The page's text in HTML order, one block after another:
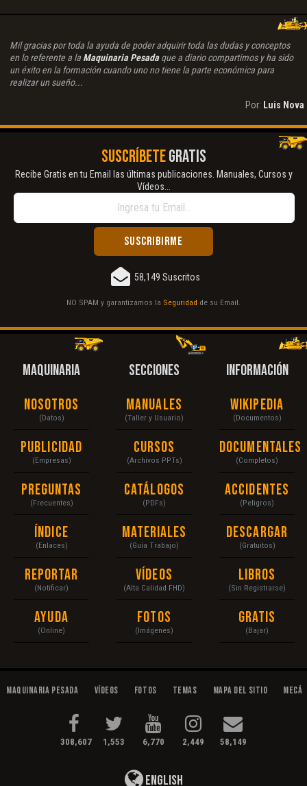
Mil gracias por toda la ayuda de poder adquirir toda las dudas y conceptos
en lo referente a la Maquinaria Pesadaque a diario compartimos y ha sido
un éxito en la formación cuando uno no tiene la parte económica para
realizar un sueño...
Por: Luis Nova
SUSCRÍBETEGRATIS
Recibe Gratis en tu Email las últimas publicaciones. Manuales, Cursos y
Vídeos...
58,149 Suscritos
NO SPAM y garantizamos la Seguridad de su Email.
MAQUINARIA
Nosotros
(Datos)
Publicidad
(Empresas)
Preguntas
(Frecuentes)
Índice
(Enlaces)
Reportar
(Notificar)
Ayuda
(Online)
SECCIONES
Manuales
(Taller y Usuario)
Cursos
(Archivos PPTs)
Catálogos
(PDFs)
Materiales
(Guía Trabajo)
Vídeos
(Alta Calidad FHD)
Fotos
(Imágenes)
INFORMACIÓN
Wikipedia
(Documentos)
Documentales
(Completos)
Accidentes
(Peligros)
Descargar
(Gratuitos)
Libros
(Sin Registrarse)
Gratis
(Bajar)
Maquinaria Pesada Vídeos Fotos Temas Mapa del Sitio
308,607 1,553 6,770 2,449 58,149
English